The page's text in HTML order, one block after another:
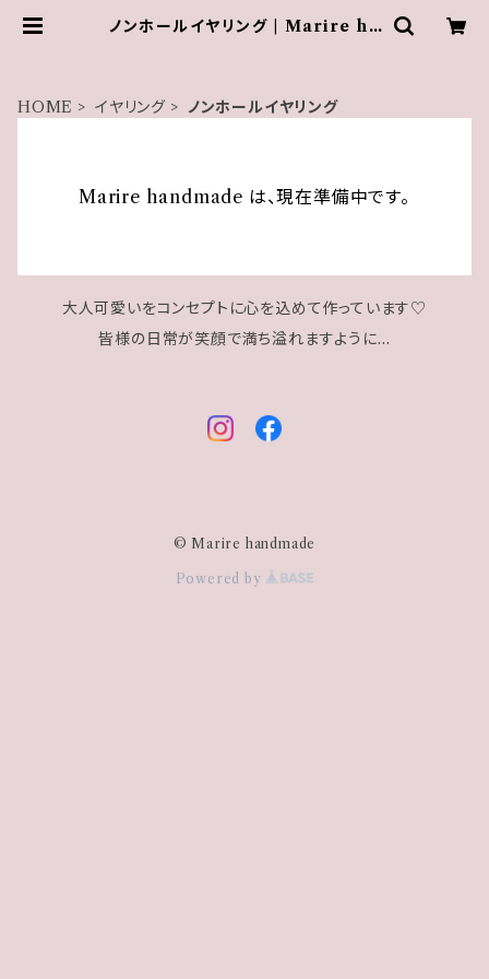
ノンホールイヤリング | Marire ha
HOME イヤリング ノンホールイヤリング
Marire handmade は、現在準備中です。
大人可愛いをコンセプトに心を込めて作っています♡
皆様の日常が笑顔で満ち溢れますように…
© Marire handmade
Powered by